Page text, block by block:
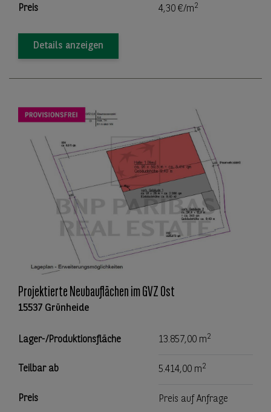
Preis 4,30 €/m2
Details anzeigen
Projektierte Neubauflächen im GVZ Ost
15537 Grünheide
Lager-/Produktionsfläche 13.857,00 m2
Teilbar ab 5.414,00 m2
Preis Preis auf Anfrage